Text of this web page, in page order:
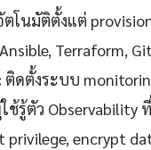
โนมัติตั้งแต่
Terraform,
ติดตั้งระบบ
รู้ตัว
privilege, encrypt